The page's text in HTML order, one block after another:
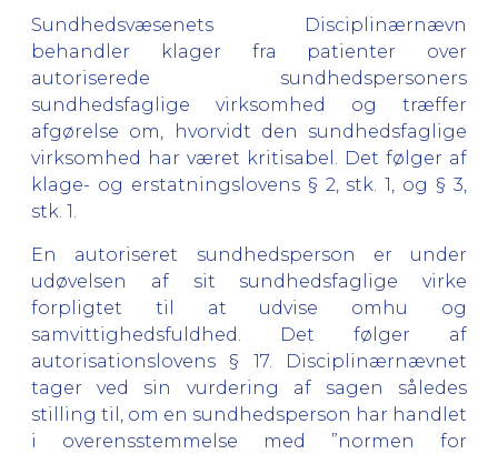
Sundhedsvæsenets Disciplinærnævn
behandler klager fra patienter over
autoriserede sundhedspersoners
sundhedsfaglige virksomhed og træffer
afgørelse om, hvorvidt den sundhedsfaglige
virksomhed har været kritisabel. Det følger af
klage- og erstatningslovens § 2, stk. 1, og § 3,
stk. 1.
En autoriseret sundhedsperson er under
udøvelsen af sit sundhedsfaglige virke
forpligtet til at udvise omhu og
samvittighedsfuldhed. Det følger af
autorisationslovens § 17.
Disciplinærnævnet
tager ved sin vurdering af sagen således
stilling til, om en sundhedsperson har handlet
i overensstemmelse med ”normen for